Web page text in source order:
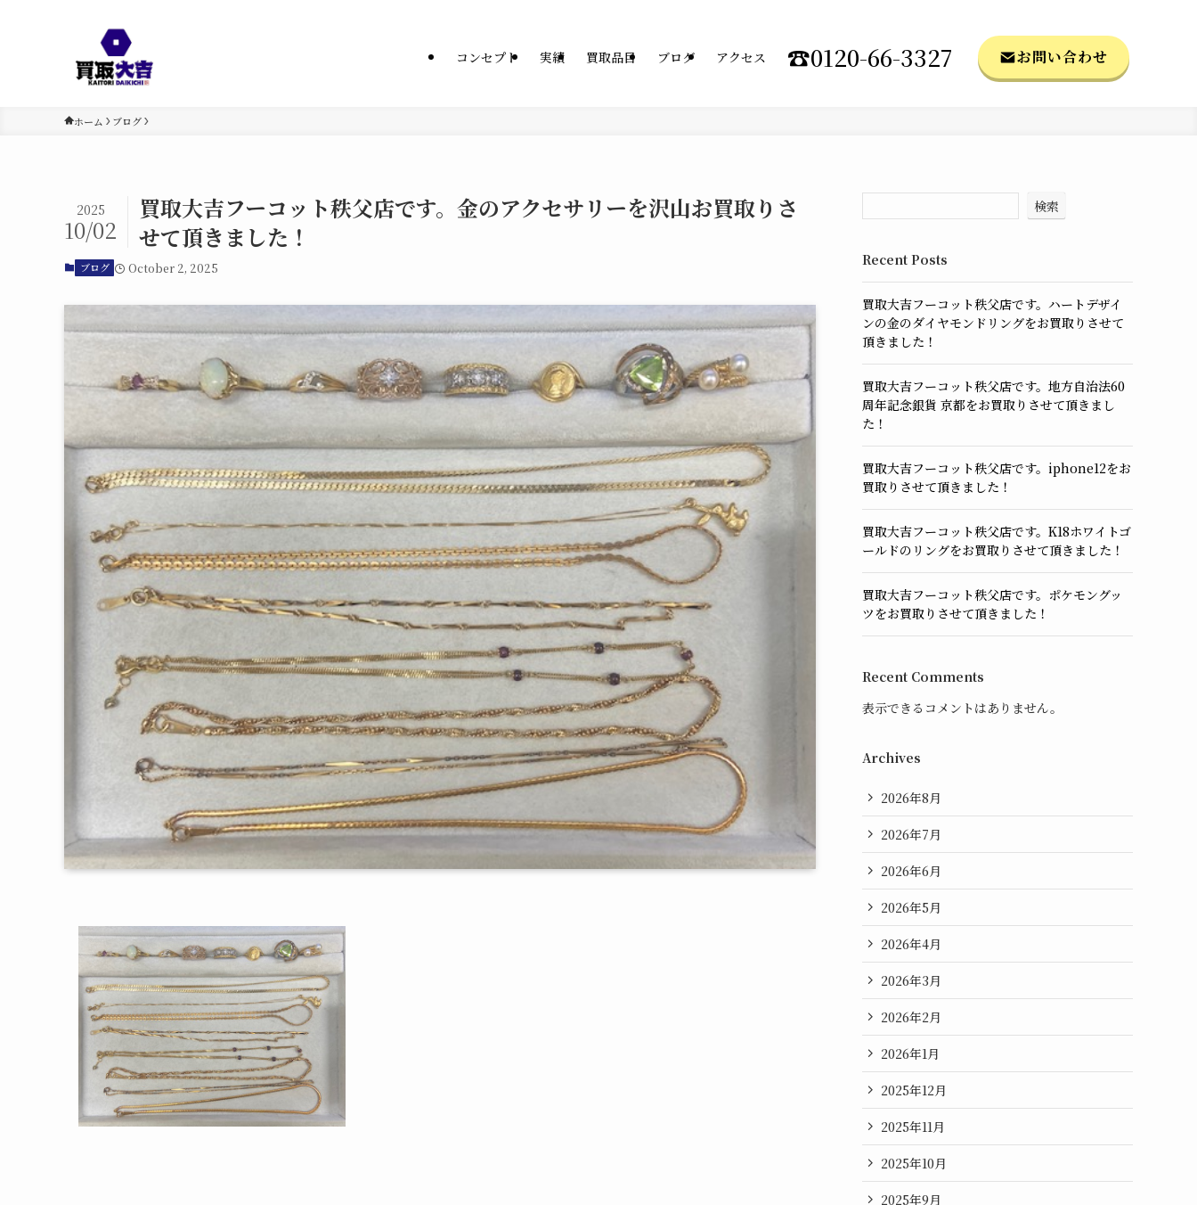
コンセプト 実績 買取品目 ブログ アクセス ☎0120-66-3327 お問い合わせ
ホーム ブログ
買取大吉フーコット秩父店です。金のアクセサリーを沢山お買取りさ
せて頂きました！
2025
10/02
ブログ October 2, 2025
検索
Recent Posts
買取大吉フーコット秩父店です。ハートデザイ
ンの金のダイヤモンドリングをお買取りさせて
頂きました！
買取大吉フーコット秩父店です。地方自治法60
周年記念銀貨 京都をお買取りさせて頂きまし
た！
買取大吉フーコット秩父店です。iphone12をお
買取りさせて頂きました！
買取大吉フーコット秩父店です。K18ホワイトゴ
ールドのリングをお買取りさせて頂きました！
買取大吉フーコット秩父店です。ポケモングッ
ツをお買取りさせて頂きました！
Recent Comments
表示できるコメントはありません。
Archives
2026年8月
2026年7月
2026年6月
2026年5月
2026年4月
2026年3月
2026年2月
2026年1月
2025年12月
2025年11月
2025年10月
2025年9月